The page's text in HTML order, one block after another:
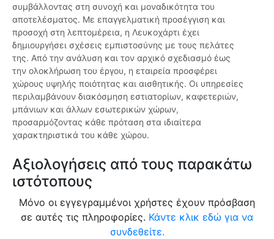
συμβάλλοντας στη συνοχή και μοναδικότητα του
αποτελέσματος. Με επαγγελματική προσέγγιση και
προσοχή στη λεπτομέρεια, η Λευκοχάρτι έχει
δημιουργήσει σχέσεις εμπιστοσύνης με τους πελάτες
της. Από την ανάλυση και τον αρχικό σχεδιασμό έως
την ολοκλήρωση του έργου, η εταιρεία προσφέρει
χώρους υψηλής ποιότητας και αισθητικής. Οι υπηρεσίες
περιλαμβάνουν διακόσμηση εστιατορίων, καφετεριών,
μπάνιων και άλλων εσωτερικών χώρων,
προσαρμόζοντας κάθε πρόταση στα ιδιαίτερα
χαρακτηριστικά του κάθε χώρου.
Αξιολογήσεις από τους παρακάτω
ιστότοπους
Μόνο οι εγγεγραμμένοι χρήστες έχουν πρόσβαση
σε αυτές τις πληροφορίες. Κάντε κλικ εδώ για να
συνδεθείτε.